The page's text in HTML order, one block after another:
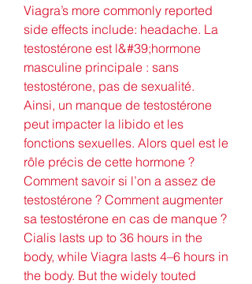
Viagra’s more commonly reported
side effects include: headache. La
testostérone est l&#39;hormone
masculine principale : sans
testostérone, pas de sexualité.
Ainsi, un manque de testostérone
peut impacter la libido et les
fonctions sexuelles. Alors quel est le
rôle précis de cette hormone ?
Comment savoir si l’on a assez de
testostérone ? Comment augmenter
sa testostérone en cas de manque ?
Cialis lasts up to 36 hours in the
body, while Viagra lasts 4–6 hours in
the body. But the widely touted